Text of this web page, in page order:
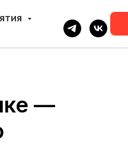
—